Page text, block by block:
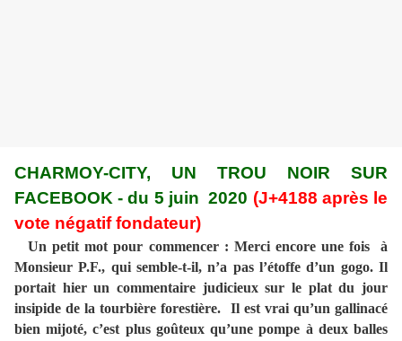
CHARMOY-CITY, UN TROU NOIR SUR
FACEBOOK - du 5 juin 2020 (J+4188 après le
vote négatif fondateur)
Un petit mot pour commencer : Merci encore une fois à
Monsieur P.F., qui semble-t-il, n’a pas l’étoffe d’un gogo. Il
portait hier un commentaire judicieux sur le plat du jour
insipide de la tourbière forestière. Il est vrai qu’un gallinacé
bien mijoté, c’est plus goûteux qu’une pompe à deux balles